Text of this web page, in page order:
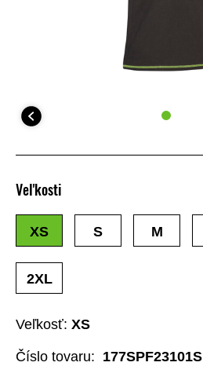
Veľkosť: XS
Veľkosti
XS S M
2XL
Číslo tovaru: 177SPF23101S